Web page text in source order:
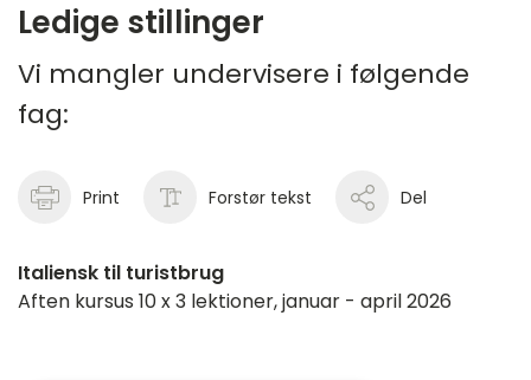
Ledige stillinger
Vi mangler undervisere i følgende
fag:
Print Forstør tekst Del
Italiensk til turistbrug
Aften kursus 10 x 3 lektioner, januar - april 2026